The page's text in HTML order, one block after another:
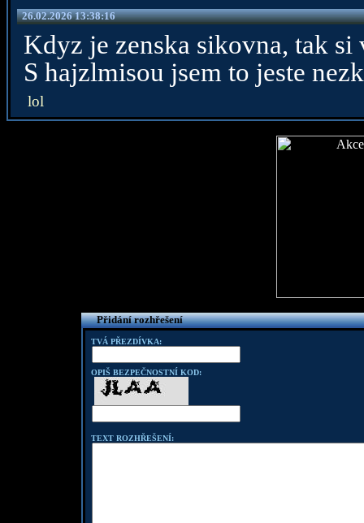
26.02.2026 13:38:16
Kdyz je zenska sikovna, tak
S hajzlmisou jsem to jeste
lol
Přidání rozhřešení
TVÁ PŘEZDÍVKA:
OPIŠ BEZPEČNOSTNÍ KOD:
TEXT ROZHŘEŠENÍ: